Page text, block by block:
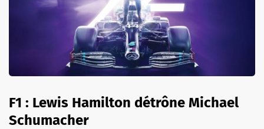
F1 : Lewis Hamilton détrône Michael
Schumacher